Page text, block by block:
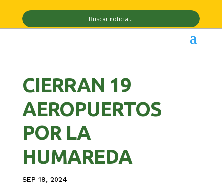
CIERRAN 19
AEROPUERTOS
POR LA
HUMAREDA
SEP 19, 2024